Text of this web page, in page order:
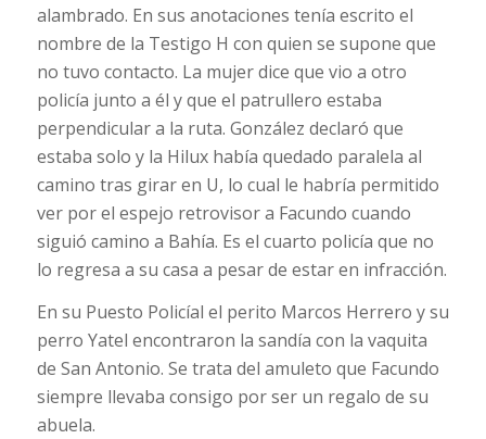
alambrado. En sus anotaciones tenía escrito el
nombre de la Testigo H con quien se supone que
no tuvo contacto. La mujer dice que vio a otro
policía junto a él y que el patrullero estaba
perpendicular a la ruta. González declaró que
estaba solo y la Hilux había quedado paralela al
camino tras girar en U, lo cual le habría permitido
ver por el espejo retrovisor a Facundo cuando
siguió camino a Bahía. Es el cuarto policía que no
lo regresa a su casa a pesar de estar en infracción.
En su Puesto Policíal el perito Marcos Herrero y su
perro Yatel encontraron la sandía con la vaquita
de San Antonio. Se trata del amuleto que Facundo
siempre llevaba consigo por ser un regalo de su
abuela.